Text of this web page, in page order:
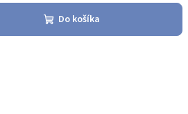
Do košíka